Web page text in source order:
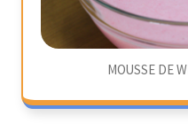
MOUSSE DE